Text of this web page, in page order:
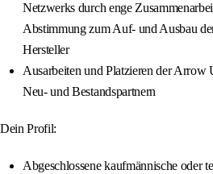
Netzwerks durch enge
Abstimmung zum Auf- und Ausbau
Hersteller
Ausarbeiten und Platzieren der Arrow
Neu- und Bestandspartnern
Dein Profil:
Abgeschlossene kaufmännische oder